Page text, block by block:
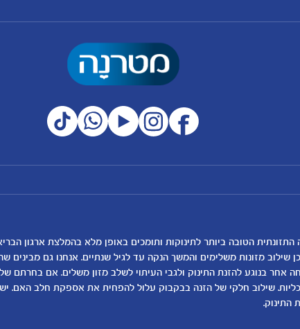
מועדון מטרנה
רכישת
נושאים
תזונה ובריאות בהריון
שמות לתינוקות
התפתחות התינוק
כלים
מחשבון
מחשבון
שילוב מזונות משלימים והמשך הנקה עד לגיל שנתיים. אנחנו גם
בנוגע להזנת התינוק ולגבי העיתוי לשלב מזון משלים. אם בחרתם
שילוב חלקי של הזנה בבקבוק עלול להפחית את אספקת חלב האם.
התינוק.